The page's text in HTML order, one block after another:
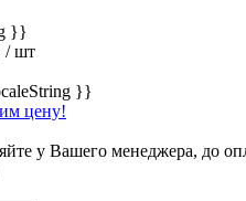
}}
/ шт
}}
цену!
у Вашего менеджера, до